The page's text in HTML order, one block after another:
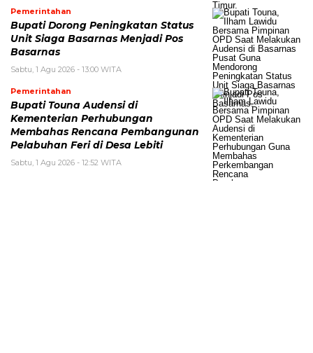
Pemerintahan
Bupati Dorong Peningkatan Status
Unit Siaga Basarnas Menjadi Pos
Basarnas
Sabtu, 1 Agu 2026 - 13:00 WITA
Pemerintahan
Bupati Touna Audensi di
Kementerian Perhubungan
Membahas Rencana Pembangunan
Pelabuhan Feri di Desa Lebiti
Sabtu, 1 Agu 2026 - 12:52 WITA